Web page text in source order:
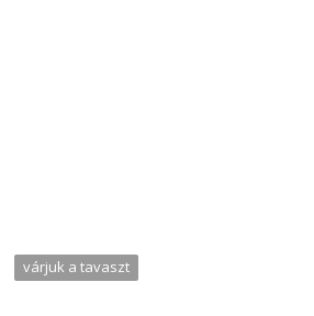
várjuk a tavaszt